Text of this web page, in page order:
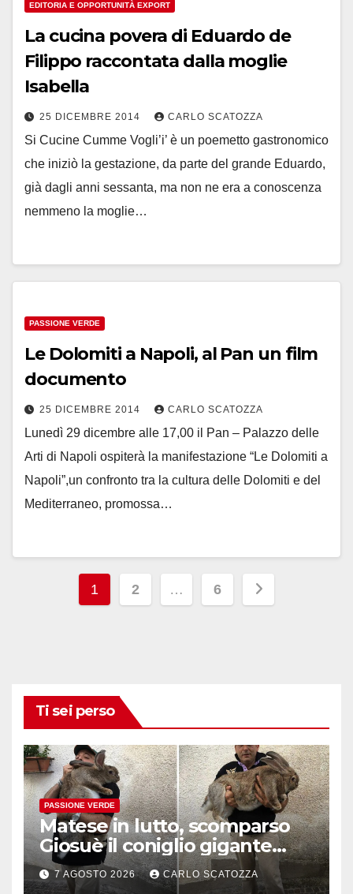
EDITORIA E OPPORTUNITÀ EXPORT
La cucina povera di Eduardo de
Filippo raccontata dalla moglie
Isabella
25 DICEMBRE 2014 CARLO SCATOZZA
Si Cucine Cumme Vogli’i’ è un poemetto gastronomico
che iniziò la gestazione, da parte del grande Eduardo,
già dagli anni sessanta, ma non ne era a conoscenza
nemmeno la moglie…
PASSIONE VERDE
Le Dolomiti a Napoli, al Pan un film
documento
25 DICEMBRE 2014 CARLO SCATOZZA
Lunedì 29 dicembre alle 17,00 il Pan – Palazzo delle
Arti di Napoli ospiterà la manifestazione “Le Dolomiti a
Napoli”,un confronto tra la cultura delle Dolomiti e del
Mediterraneo, promossa…
Paginazione
1 2 … 6
Ti sei perso
PASSIONE VERDE
Matese in lutto, scomparso
Giosuè il coniglio gigante
pluripremiato
7 AGOSTO 2026 CARLO SCATOZZA